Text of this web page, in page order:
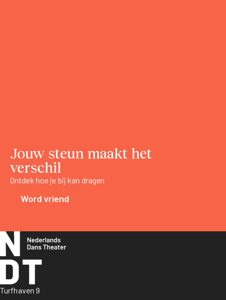
Jouw steun maakt het
verschil
Ontdek hoe je bij kan dragen
Word vriend
Turfhaven 9